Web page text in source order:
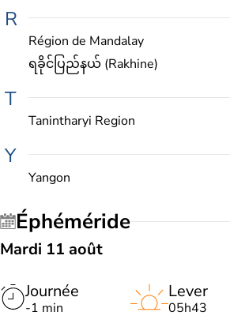
R
Région de Mandalay
ရခိုင်ပြည်နယ် (Rakhine)
T
Tanintharyi Region
Y
Yangon
Éphéméride
Mardi 11 août
Journée
-1 min
Lever
05h43